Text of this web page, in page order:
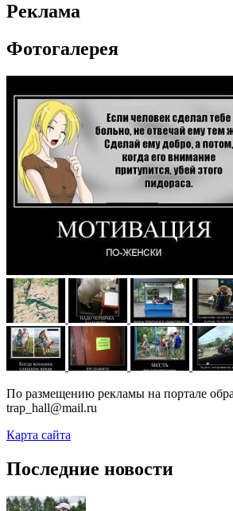
Реклама
Фотогалерея
По размещению рекламы на портале
trap_hall@mail.ru
Карта сайта
Последние новости